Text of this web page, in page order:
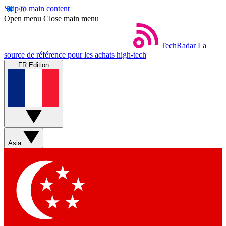
Skip to main content
Open menu Close main menu
TechRadar La
source de référence pour les achats high-tech
FR Edition
Asia